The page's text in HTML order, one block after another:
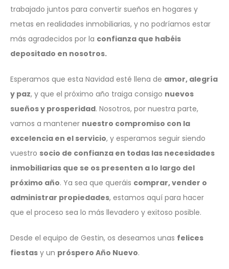
trabajado juntos para convertir sueños en hogares y
metas en realidades inmobiliarias, y no podríamos estar
más agradecidos por la confianza que habéis
depositado en nosotros.
Esperamos que esta Navidad esté llena de amor, alegría
y paz, y que el próximo año traiga consigo nuevos
sueños y prosperidad. Nosotros, por nuestra parte,
vamos a mantener nuestro compromiso con la
excelencia en el servicio, y esperamos seguir siendo
vuestro socio de confianza en todas las necesidades
inmobiliarias que se os presenten a lo largo del
próximo año. Ya sea que queráis comprar, vender o
administrar propiedades, estamos aquí para hacer
que el proceso sea lo más llevadero y exitoso posible.
Desde el equipo de Gestin, os deseamos unas felices
fiestas y un próspero Año Nuevo.